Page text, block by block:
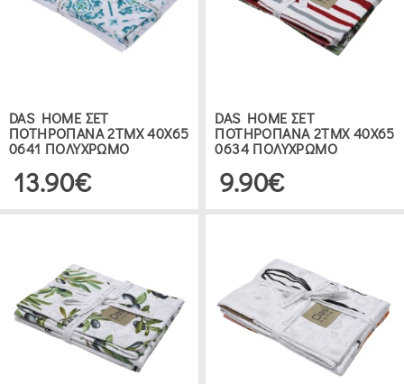
DAS HOME ΣΕΤ
ΠΟΤΗΡΟΠΑΝΑ 2ΤΜΧ 40Χ65
0641 ΠΟΛΥΧΡΩΜΟ
13.90€
DAS HOME ΣΕΤ
ΠΟΤΗΡΟΠΑΝΑ 2ΤΜΧ 40Χ65
0634 ΠΟΛΥΧΡΩΜΟ
9.90€